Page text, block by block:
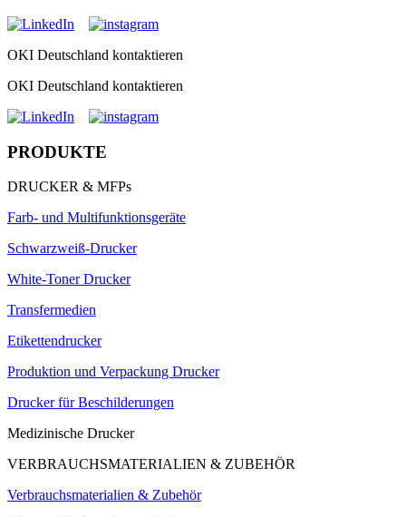
OKI Deutschland kontaktieren
OKI Deutschland kontaktieren
PRODUKTE
DRUCKER & MFPs
Farb- und Multifunktionsgeräte
Schwarzweiß-Drucker
White-Toner Drucker
Transfermedien
Etikettendrucker
Produktion und Verpackung Drucker
Drucker für Beschilderungen
Medizinische Drucker
VERBRAUCHSMATERIALIEN & ZUBEHÖR
Verbrauchsmaterialien & Zubehör